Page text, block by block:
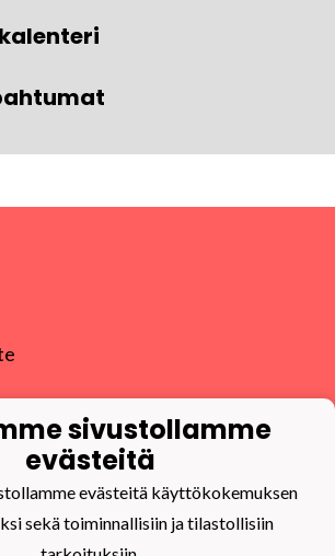
9
sivustollamme
evästeitä
evästeitä käyttökokemuksen
sekä toiminnallisiin ja tilastollisiin